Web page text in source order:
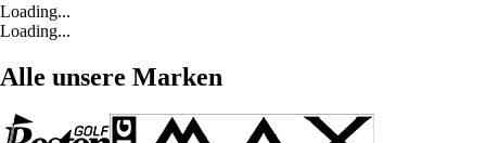
Loading...
Loading...
Alle unsere Marken